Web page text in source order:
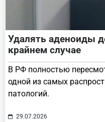
Удалять аденоиды
крайнем случае
В РФ полностью
одной из самых
патологий.
29.07.2026